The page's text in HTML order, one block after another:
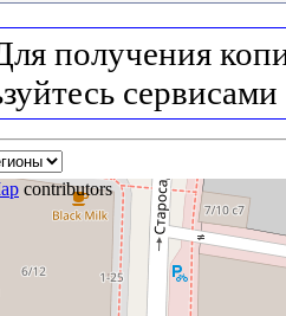
получения
сервисами
contributors